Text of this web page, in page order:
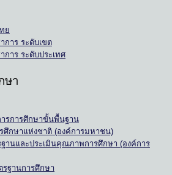
ย
การ ระดับเขต
าร ระดับประเทศ
ษา
รการศึกษาขั้นพื้นฐาน
ศึกษาแห่งชาติ (องค์การมหาชน)
ฐานและประเมินคุณภาพการศึกษา (องค์การ
ฐานการศึกษา